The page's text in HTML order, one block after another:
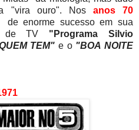
"vira ouro". Nos anos 70
de enorme sucesso em sua
de TV "Programa Silvio
TEM" e o"BOA NOITE